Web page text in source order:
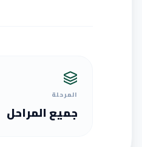
المرحلة
جميع المراحل